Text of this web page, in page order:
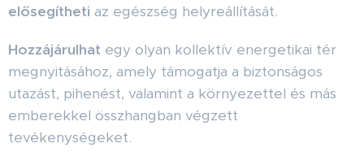
elősegítheti az egészség helyreállítását.
Hozzájárulhat egy olyan kollektív energetikai tér
megnyitásához, amely támogatja a biztonságos
utazást, pihenést, valamint a környezettel és más
emberekkel összhangban végzett
tevékenységeket.